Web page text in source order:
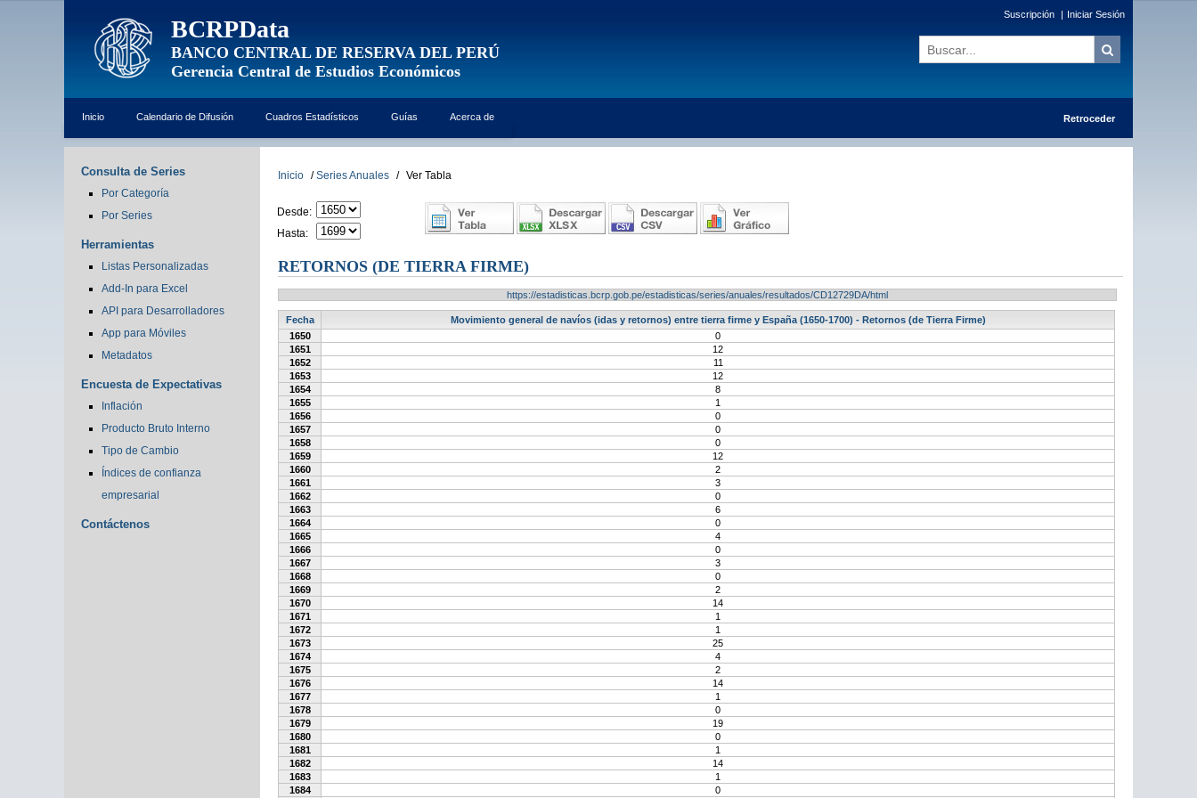
BCRPData
BANCO CENTRAL DE RESERVA DEL PERÚ
Gerencia Central de Estudios Económicos
Suscripción | Iniciar Sesión
Inicio Calendario de Difusión Cuadros Estadísticos Guías Acerca de Retroceder
Consulta de Series
Por Categoría
Por Series
Herramientas
Listas Personalizadas
Add-In para Excel
API para Desarrolladores
App para Móviles
Metadatos
Encuesta de Expectativas
Inflación
Producto Bruto Interno
Tipo de Cambio
Índices de confianza
empresarial
Contáctenos
Inicio / Series Anuales / Ver Tabla
Desde:
Hasta:
RETORNOS (DE TIERRA FIRME)
https://estadisticas.bcrp.gob.pe/estadisticas/series/anuales/resultados/CD12729DA/html
Fecha
Movimiento general de navíos (idas y retornos) entre tierra firme y España (1650-1700) - Retornos (de Tierra Firme)
1650
0
1651
12
1652
11
1653
12
1654
8
1655
1
1656
0
1657
0
1658
0
1659
12
1660
2
1661
3
1662
0
1663
6
1664
0
1665
4
1666
0
1667
3
1668
0
1669
2
1670
14
1671
1
1672
1
1673
25
1674
4
1675
2
1676
14
1677
1
1678
0
1679
19
1680
0
1681
1
1682
14
1683
1
1684
0